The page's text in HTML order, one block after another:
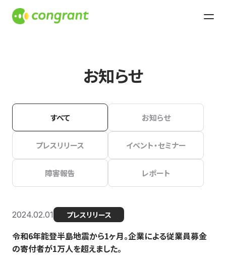
お知らせ
すべて お知らせ
プレスリリース イベント・セミナー
障害報告 レポート
2024.02.01 プレスリリース
令和6年能登半島地震から1ヶ月。企業による従業員募金
の寄付者が1万人を超えました。